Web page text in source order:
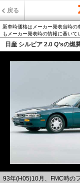
戻る
新車時価格はメーカー発表当時の
もメーカー発表時の情報に基いて
日産 シルビア 2.0 Q’sの燃
93年(H05)10月、FMC時の